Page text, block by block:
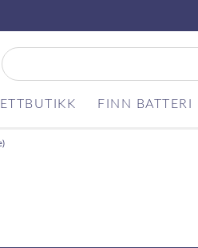
FINN BATTERI